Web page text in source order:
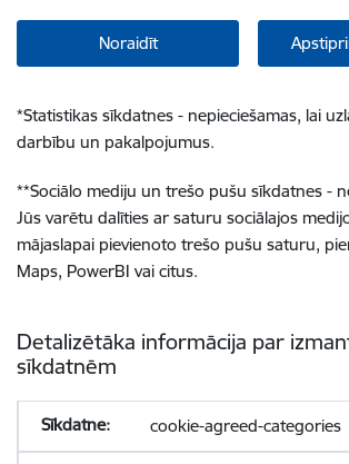
Noraidīt
*Statistikas sīkdatnes - nepieciešamas, lai
darbību un pakalpojumus.
**Sociālo mediju un trešo pušu sīkdatnes -
Jūs varētu dalīties ar saturu sociālajos
mājaslapai pievienoto trešo pušu saturu,
Maps, PowerBI vai citus.
Detalizētāka informācija par
sīkdatnēm
cookie-agreed-categories